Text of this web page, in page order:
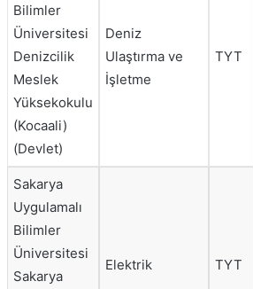
Bilimler
Üniversitesi
Denizcilik
Meslek
Yüksekokulu
(Kocaali)
(Devlet)
Deniz
Ulaştırma ve
İşletme
TYT
Sakarya
Uygulamalı
Bilimler
Üniversitesi
Sakarya
Elektrik TYT